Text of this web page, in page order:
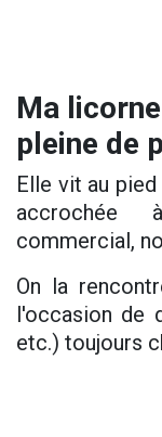
Ma
pleine de
Elle vit au
accrochée
commercial,
On la
l'occasion de
etc.) toujours